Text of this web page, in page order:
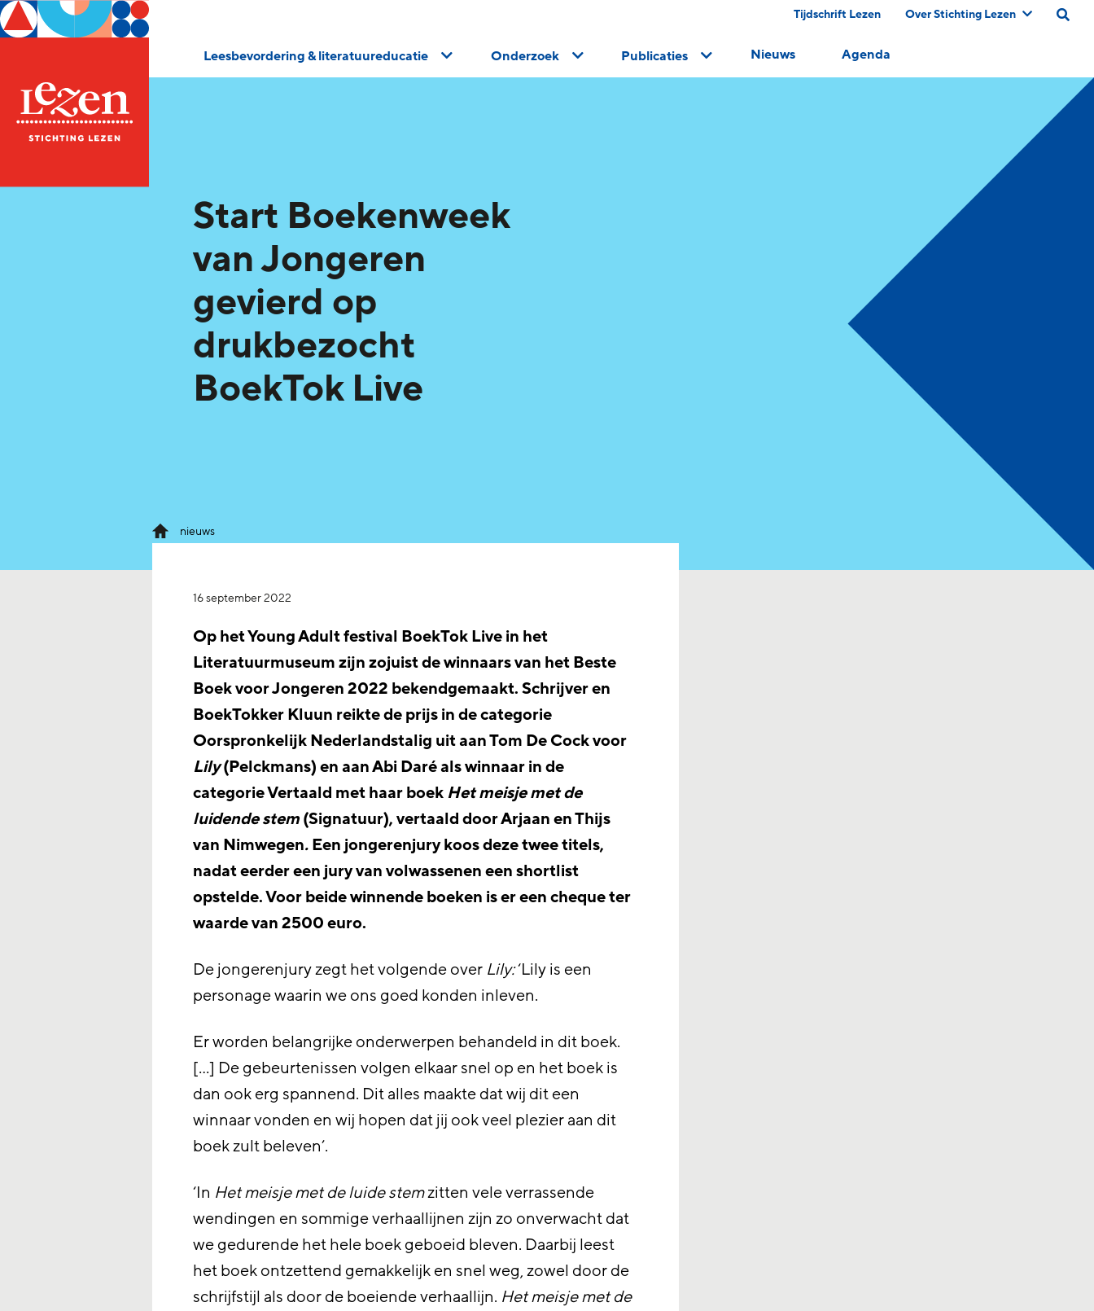
Tijdschrift Lezen Over Stichting Lezen
Leesbevordering & literatuureducatie Onderzoek Publicaties Nieuws Agenda
Start Boekenweek
van Jongeren
gevierd op
drukbezocht
BoekTok Live
nieuws
16 september 2022
Op het Young Adult festival BoekTok Live in het
Literatuurmuseum zijn zojuist de winnaars van het Beste
Boek voor Jongeren 2022 bekendgemaakt. Schrijver en
BoekTokker Kluun reikte de prijs in de categorie
Oorspronkelijk Nederlandstalig uit aan Tom De Cock voor
Lily(Pelckmans) en aan Abi Daré als winnaar in de
categorie Vertaald met haar boek Het meisje met de
luidende stem(Signatuur), vertaald door Arjaan en Thijs
van Nimwegen.Een jongerenjury koos deze twee titels,
nadat eerder een jury van volwassenen een shortlist
opstelde. Voor beide winnende boeken is er een cheque ter
waarde van 2500 euro.
De jongerenjury zegt het volgende over Lily:‘Lily is een
personage waarin we ons goed konden inleven.
Er worden belangrijke onderwerpen behandeld in dit boek.
[…] De gebeurtenissen volgen elkaar snel op en het boek is
dan ook erg spannend. Dit alles maakte dat wij dit een
winnaar vonden en wij hopen dat jij ook veel plezier aan dit
boek zult beleven’.
‘In Het meisje met de luide stemzitten vele verrassende
wendingen en sommige verhaallijnen zijn zo onverwacht dat
we gedurende het hele boek geboeid bleven. Daarbij leest
het boek ontzettend gemakkelijk en snel weg, zowel door de
schrijfstijl als door de boeiende verhaallijn. Het meisje met de